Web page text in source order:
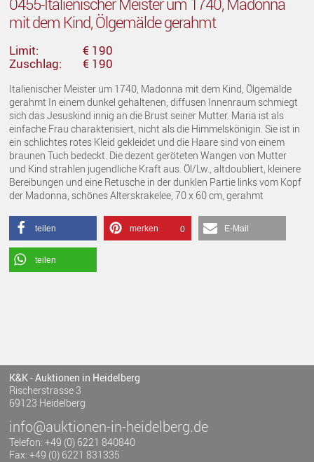
mit dem Kind, Ölgemälde gerahmt
Limit:
€ 190
Zuschlag:
€ 190
Italienischer Meister um 1740, Madonna mit dem Kind, Ölgemälde
gerahmt In einem dunkel gehaltenen, diffusen Innenraum schmiegt
sich das Jesuskind innig an die Brust seiner Mutter. Maria ist als
einfache Frau charakterisiert, nicht als die Himmelskönigin. Sie ist in
ein schlichtes rotes Kleid gekleidet und die Haare sind von einem
braunen Tuch bedeckt. Die dezent geröteten Wangen von Mutter
und Kind strahlen jugendliche Kraft aus. Öl/Lw., altdoubliert, kleinere
Bereibungen und eine Retusche in der dunklen Partie links vom Kopf
der Madonna, schönes Alterskrakelee, 70 x 60 cm, gerahmt
teilen merken 0 E-Mail
teilen
K&K - Auktionen in Heidelberg
Rischerstrasse 3
69123 Heidelberg
info@auktionen-in-heidelberg.de
Telefon: +49 (0) 6221 840840
Fax: +49 (0) 6221 831335